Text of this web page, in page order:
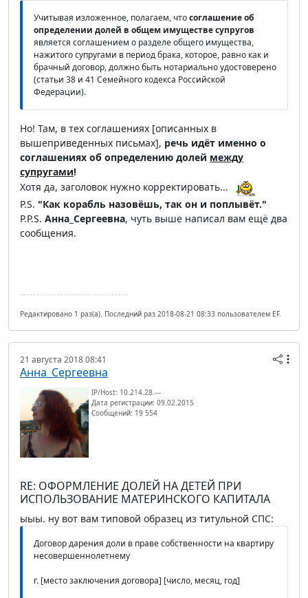
Учитывая изложенное, полагаем, чтосоглашение об
определении долей в общем имуществе супругов
является соглашением о разделе общего имущества,
нажитого супругами в период брака, которое, равно как и
брачный договор, должно быть нотариально удостоверено
(статьи 38 и 41 Семейного кодекса Российской
Федерации).
Но! Там, в тех соглашениях [описанных в
вышеприведенных письмах], речь идёт именно о
соглашениях об определению долей между
супругами!
Хотя да, заголовок нужно корректировать...
P.S. "Как корабль назовёшь, так он и поплывёт."
P.P.S. Анна_Сергеевна, чуть выше написал вам ещё два
сообщения.
Редактировано 1 раз(а). Последний раз 2018-08-21 08:33 пользователем EF.
21 августа 2018 08:41
Анна_Сергеевна
IP/Host: 10.214.28.---
Дата регистрации: 09.02.2015
Сообщений: 19 554
RE: ОФОРМЛЕНИЕ ДОЛЕЙ НА ДЕТЕЙ ПРИ
ИСПОЛЬЗОВАНИЕ МАТЕРИНСКОГО КАПИТАЛА
ыыы. ну вот вам типовой образец из титульной СПС:
Договор дарения доли в праве собственности на квартиру
несовершеннолетнему
г. [место заключения договора] [число, месяц, год]